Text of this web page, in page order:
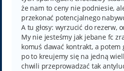
że nam to ceny nie podniesie,
przekonać potencjalnego
A tu głosy: wyrzucić do rezerw,
My nie jesteśmy jak jebane fc
komuś dawać kontrakt, a potem
po to kreujemy się na jedną
chwili przeprowadzać tak